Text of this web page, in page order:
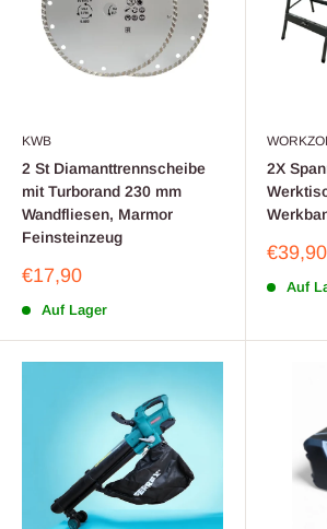
KWB
2 St Diamanttrennscheibe
mit Turborand 230 mm
Wandfliesen, Marmor
Feinsteinzeug
Sonderpreis
€17,90
Auf Lager
2X
€39,90
Auf